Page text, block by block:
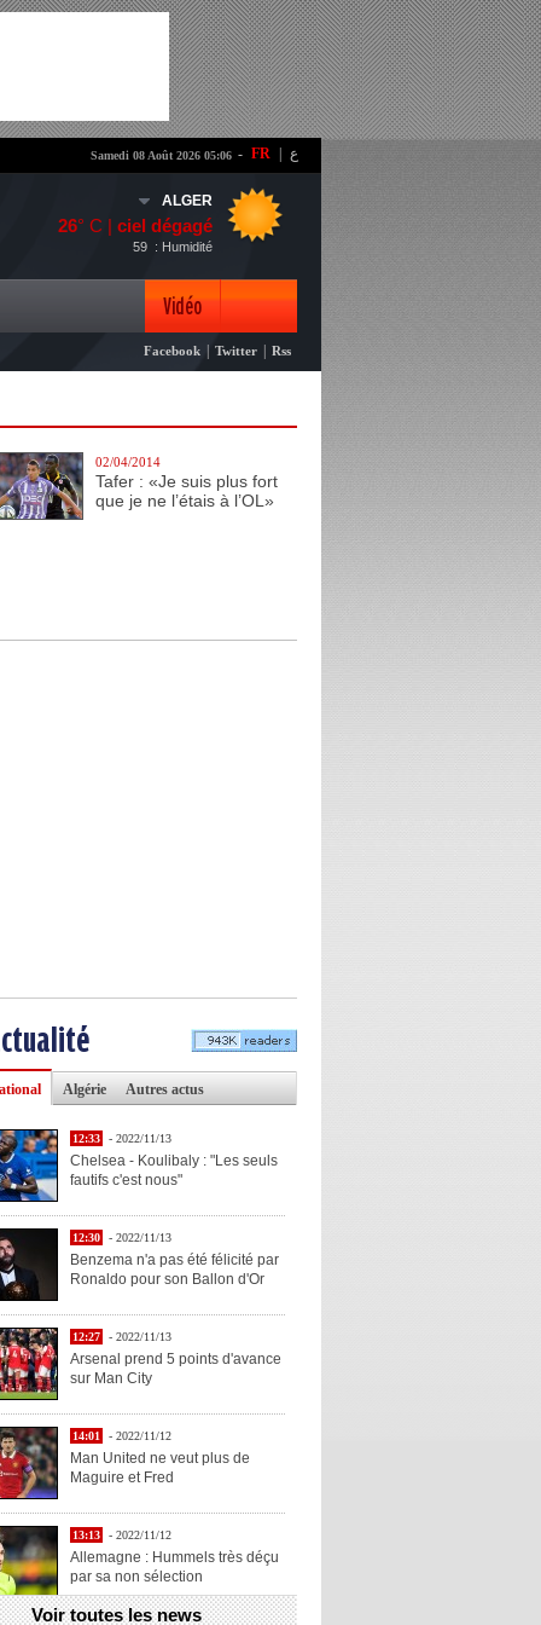
- FR ع Samedi 08 Août 2026 05:06
ALGER
26° C | ciel dégagé
: Humidité
59
Vidéo
Photo
Facebook Twitter Rss
02/04/2014
Tafer : «Je suis plus fort
que je ne l’étais à l’OL»
Algérie Autres actus
12:33 - 2022/11/13
Chelsea - Koulibaly : "Les seuls
fautifs c'est nous"
12:30 - 2022/11/13
Benzema n'a pas été félicité par
Ronaldo pour son Ballon d'Or
12:27 - 2022/11/13
Arsenal prend 5 points d'avance
sur Man City
14:01 - 2022/11/12
Man United ne veut plus de
Maguire et Fred
13:13 - 2022/11/12
Allemagne : Hummels très déçu
par sa non sélection
Voir toutes les news